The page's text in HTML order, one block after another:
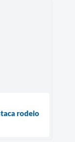
rodeio